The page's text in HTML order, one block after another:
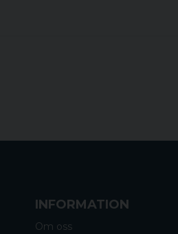
INFORMATION
Om oss